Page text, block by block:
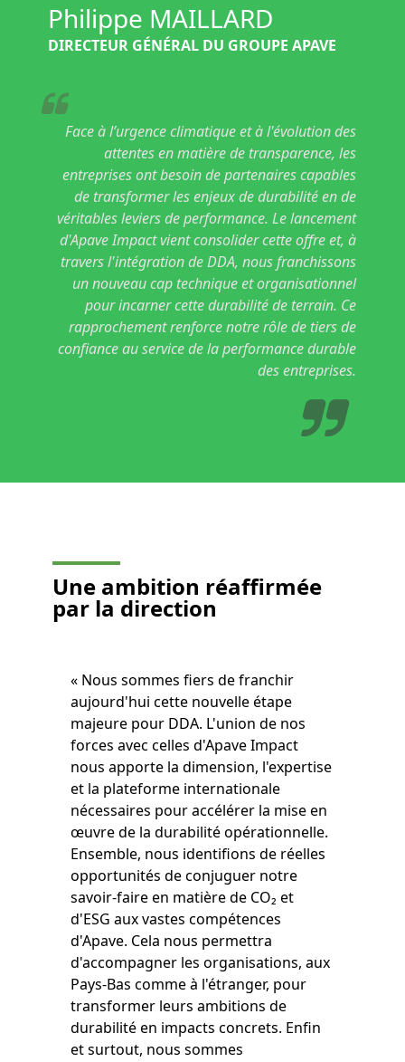
Face à l’urgence climatique et à l'évolution des
attentes en matière de transparence, les
entreprises ont besoin de partenaires capables
de transformer les enjeux de durabilité en de
véritables leviers de performance. Le lancement
d'Apave Impact vient consolider cette offre et, à
travers l'intégration de DDA, nous franchissons
un nouveau cap technique et organisationnel
pour incarner cette durabilité de terrain. Ce
rapprochement renforce notre rôle de tiers de
confiance au service de la performance durable
des entreprises.
Philippe MAILLARD
DIRECTEUR GÉNÉRAL DU GROUPE APAVE
Une ambition réaffirmée
par la direction
« Nous sommes fiers de franchir
aujourd'hui cette nouvelle étape
majeure pour DDA. L'union de nos
forces avec celles d'Apave Impact
nous apporte la dimension, l'expertise
et la plateforme internationale
nécessaires pour accélérer la mise en
œuvre de la durabilité opérationnelle.
Ensemble, nous identifions de réelles
opportunités de conjuguer notre
savoir-faire en matière de CO₂ et
d'ESG aux vastes compétences
d'Apave. Cela nous permettra
d'accompagner les organisations, aux
Pays-Bas comme à l'étranger, pour
transformer leurs ambitions de
durabilité en impacts concrets. Enfin
et surtout, nous sommes